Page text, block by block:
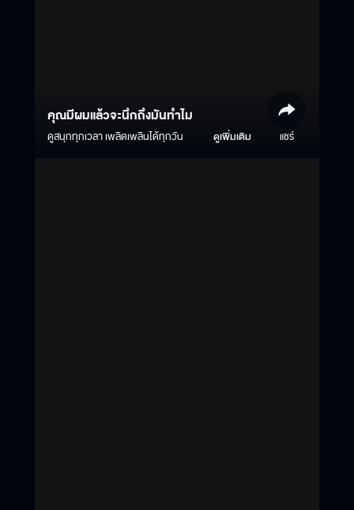
คุณมีผมแล้วจะนึกถึงมันทำไม
ดูสนุกทุกเวลา เพลิดเพลินได้ทุกวัน ดูเพิ่มเติม แชร์